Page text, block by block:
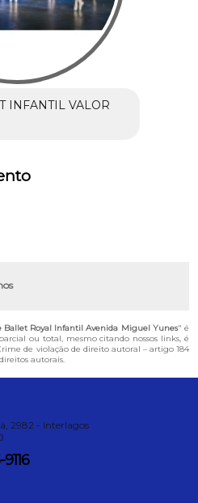
INFANTIL VALOR
Ballet Royal Infantil Avenida Miguel Yunes" é
ou total, mesmo citando nossos links, é
de violação de direito autoral – artigo 184
autorais.
2982 - Interlagos